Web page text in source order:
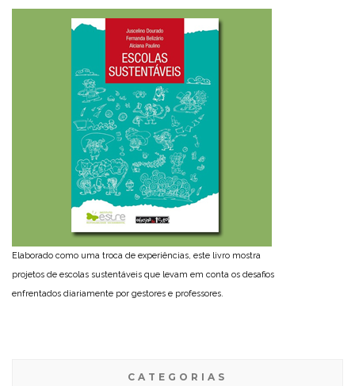
Elaborado como uma troca de experiências, este livro mostra
projetos de escolas sustentáveis que levam em conta os desafios
enfrentados diariamente por gestores e professores.
CATEGORIAS